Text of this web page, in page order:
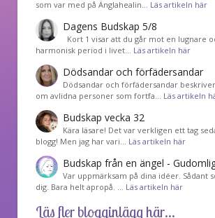
som var med på Änglahealin… Läs artikeln här
Dagens Budskap 5/8
Kort 1 visar att du går mot en lugnare
harmonisk period i livet… Läs artikeln här
Dödsandar och förfädersandar
Dödsandar och förfädersandar
om avlidna personer som fortfa… Läs artikeln
Budskap vecka 32
Kära läsare! Det var verkligen ett tag
blogg! Men jag har vari… Läs artikeln här
Budskap från en ängel -
Var uppmärksam på dina idéer. Sådant
dig. Bara helt apropå. … Läs artikeln här
Läs fler blogginlägg här...